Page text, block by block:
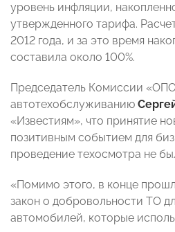
уровень инфляции,
утвержденного тарифа.
2012 года, и за это время
составила около 100%.
Председатель Комиссии
автотехобслуживанию
«Известиям», что принятие
позитивным событием для
проведение техосмотра не
«Помимо этого, в конце
закон о добровольности ТО
автомобилей, которые